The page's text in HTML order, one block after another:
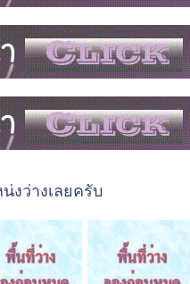
งว่างเลยครับ